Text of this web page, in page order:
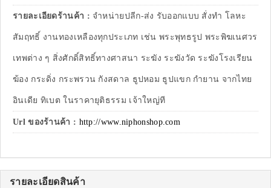
รายละเอียดร้านค้า : จำหน่ายปลีก-ส่ง รับออกแบบ สั่งทำ โลหะ
สัมฤทธิ์ งานทองเหลืองทุกประเภท เช่น พระพุทธรูป พระพิฆเนศวร
เทพต่าง ๆ สิ่งศักดิ์สิทธิ์ทางศาสนา ระฆัง ระฆังวัด ระฆังโรงเรียน
ฆ้อง กระดิ่ง กระพรวน กังสดาล ธูปหอม ธูปแขก กำยาน จากไทย
อินเดีย ทิเบต ในราคายุติธรรม เจ้าใหญ่ที
Url ของร้านค้า : http://www.niphonshop.com
รายละเอียดสินค้า